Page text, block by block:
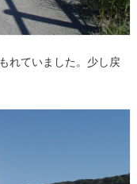
れていました。少し戻